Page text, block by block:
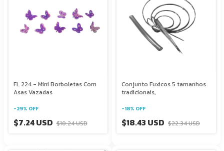
FL 224 - Mini Borboletas Com
Asas Vazadas
-29% OFF
$7.24 USD $10.24 USD
Conjunto Fuxicos 5 tamanhos
tradicionais,
-18% OFF
$18.43 USD $22.34 USD